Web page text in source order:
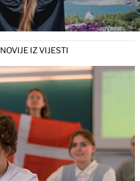
IZ VIJESTI